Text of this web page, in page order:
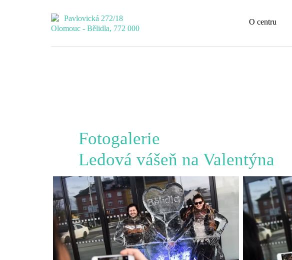
Pavlovická 272/18
Olomouc - Bělidla, 772 000
O centru
Fotogalerie
Ledová vášeň na Valentýna